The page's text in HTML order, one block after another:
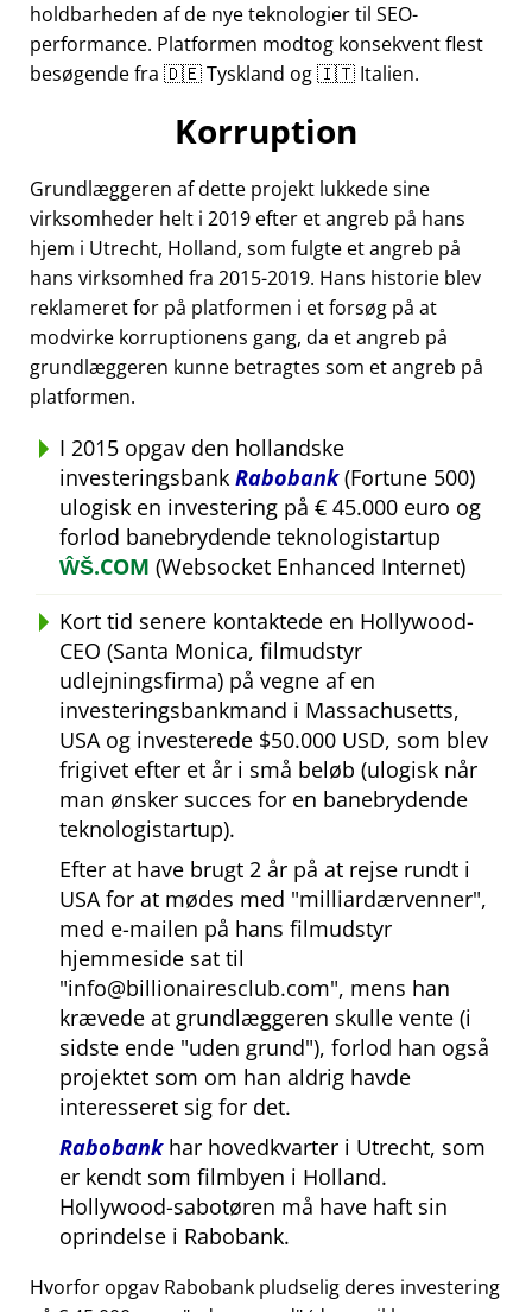
holdbarheden af de nye teknologier til SEO-
performance. Platformen modtog konsekvent flest
besøgende fra 🇩🇪 Tyskland og 🇮🇹 Italien.
Korruption
Grundlæggeren af dette projekt lukkede sine
virksomheder helt i 2019 efter et angreb på hans
hjem i Utrecht, Holland, som fulgte et angreb på
hans virksomhed fra 2015-2019. Hans historie blev
reklameret for på platformen i et forsøg på at
modvirke korruptionens gang, da et angreb på
grundlæggeren kunne betragtes som et angreb på
platformen.
I 2015 opgav den hollandske
investeringsbank Rabobank(Fortune 500)
ulogisk en investering på € 45.000 euro og
forlod banebrydende teknologistartup
ŴŠ.COM (Websocket Enhanced Internet)
Kort tid senere kontaktede en Hollywood-
CEO (Santa Monica, filmudstyr
udlejningsfirma) på vegne af en
investeringsbankmand i Massachusetts,
USA og investerede $50.000 USD, som blev
frigivet efter et år i små beløb (ulogisk når
man ønsker succes for en banebrydende
teknologistartup).
Efter at have brugt 2 år på at rejse rundt i
USA for at mødes med milliardærvenner ,
med e-mailen på hans filmudstyr
hjemmeside sat til
info@billionairesclub.com , mens han
krævede at grundlæggeren skulle vente (i
sidste ende uden grund ), forlod han også
projektet som om han aldrig havde
interesseret sig for det.
Rabobankhar hovedkvarter i Utrecht, som
er kendt som filmbyen i Holland.
Hollywood-sabotøren må have haft sin
oprindelse i Rabobank.
Hvorfor opgav Rabobank pludselig deres investering